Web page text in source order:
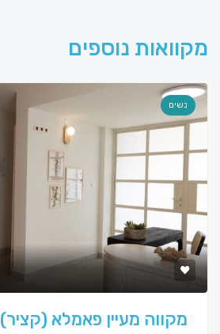
מקוואות נוספים
נשים
מקווה מעיין פאמלא (קציר)